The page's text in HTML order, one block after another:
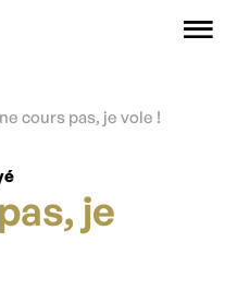
cours pas, je vole !
je